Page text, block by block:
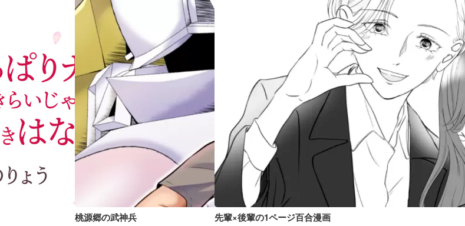
桃源郷の武神兵 先輩×後輩の1ページ百合漫画